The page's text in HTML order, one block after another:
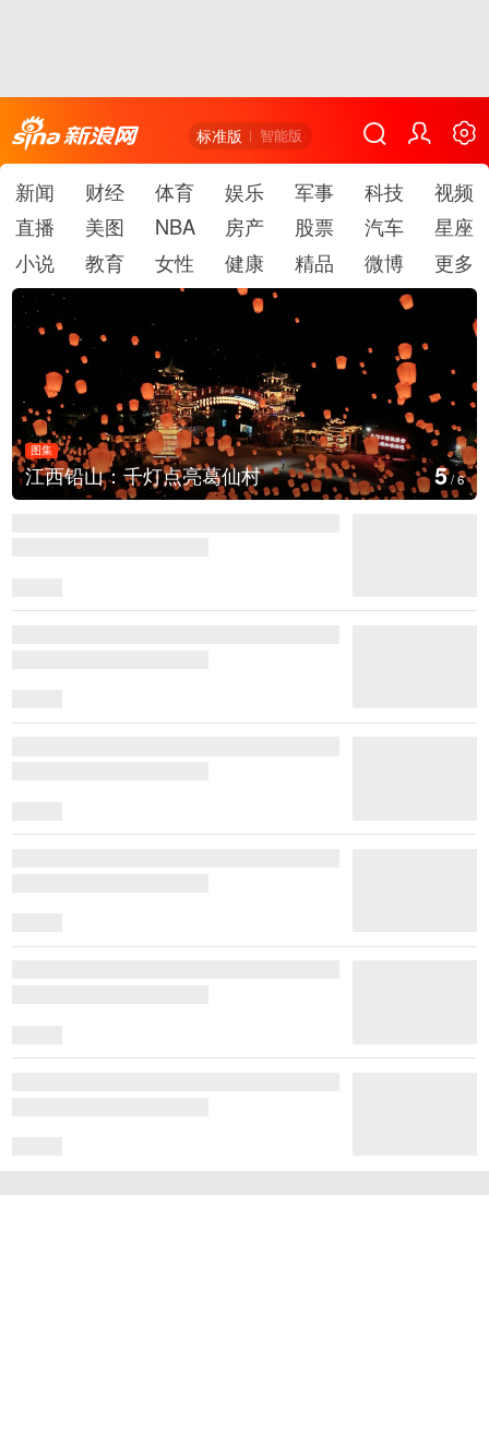
标准版 智能版
新闻 财经 体育 娱乐 军事 科技
视频
直播
美图 NBA 房产 股票 汽车
星座
小说
教育 女性 健康 精品 微博 更多
图集
江西铅山：千灯点亮葛仙村 6/6